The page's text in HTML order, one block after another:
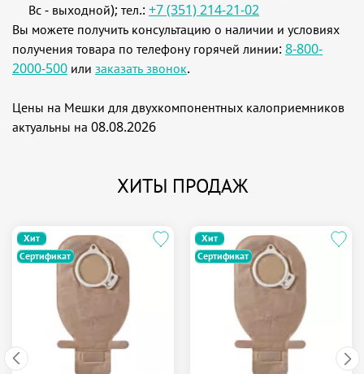
Вс - выходной); тел.: +7 (351) 214-21-02
Вы можете получить консультацию о наличии и условиях
получения товара по телефону горячей линии: 8-800-
2000-500 или заказать звонок.
Цены на Мешки для двухкомпонентных калоприемников
актуальны на 08.08.2026
ХИТЫ ПРОДАЖ
Хит
Сертификат
Хит
Сертификат